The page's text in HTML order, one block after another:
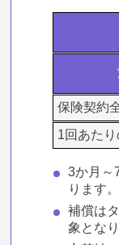
保険契約
1回あた
3か月～
ります。
補償は
象とな